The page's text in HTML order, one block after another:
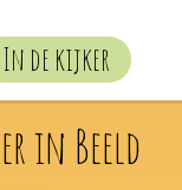
In de kijker
in Beeld